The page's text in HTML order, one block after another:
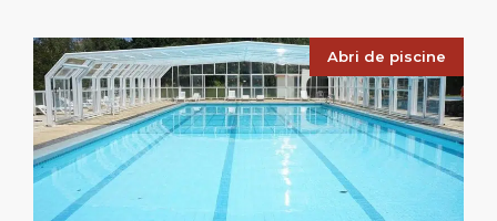
Abri de piscine